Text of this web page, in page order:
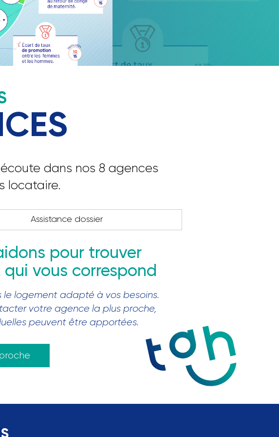
Ce rapport en
innovations qui
dans nos 8 agences
locataire.
Assistance dossier
pour trouver
vous correspond
le logement adapté à vos besoins.
votre agence la plus proche,
peuvent être apportées.